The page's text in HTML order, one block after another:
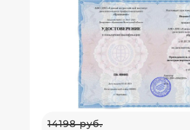
14198 руб.